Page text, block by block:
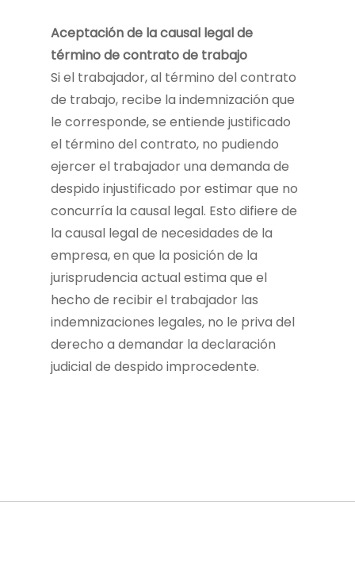
Aceptación de la causal legal de
término de contrato de trabajo
Si el trabajador, al término del contrato
de trabajo, recibe la indemnización que
le corresponde, se entiende justificado
el término del contrato, no pudiendo
ejercer el trabajador una demanda de
despido injustificado por estimar que no
concurría la causal legal. Esto difiere de
la causal legal de necesidades de la
empresa, en que la posición de la
jurisprudencia actual estima que el
hecho de recibir el trabajador las
indemnizaciones legales, no le priva del
derecho a demandar la declaración
judicial de despido improcedente.